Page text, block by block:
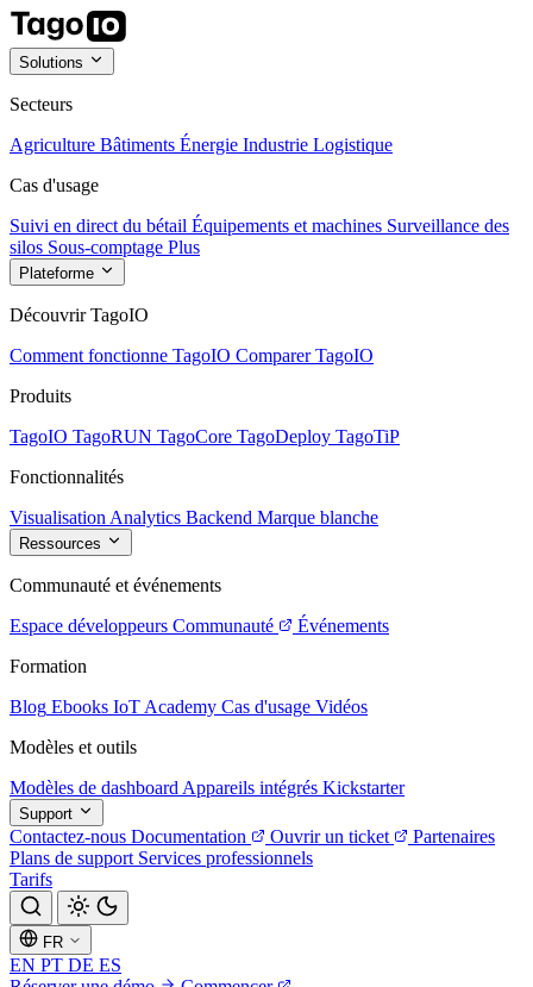
Solutions
Secteurs
Agriculture Bâtiments Énergie Industrie Logistique
Cas d'usage
Suivi en direct du bétail Équipements et machines Surveillance des
silos Sous-comptage Plus
Plateforme
Découvrir TagoIO
Comment fonctionne TagoIO Comparer TagoIO
Produits
TagoIO TagoRUN TagoCore TagoDeploy TagoTiP
Fonctionnalités
Visualisation Analytics Backend Marque blanche
Ressources
Communauté et événements
Espace développeurs Communauté
Événements
Formation
Blog Ebooks IoT Academy Cas d'usage Vidéos
Modèles et outils
Modèles de dashboard Appareils intégrés Kickstarter
Support
Contactez-nous Documentation Ouvrir un ticket
Partenaires
Plans de support Services professionnels
Tarifs
FR
EN PT DE ES